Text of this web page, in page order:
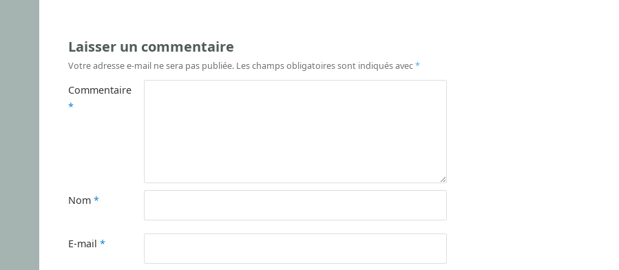
Laisser un commentaire
Votre adresse e-mail ne sera pas publiée. Les champs obligatoires sont indiqués avec*
Commentaire
*
Nom *
E-mail *